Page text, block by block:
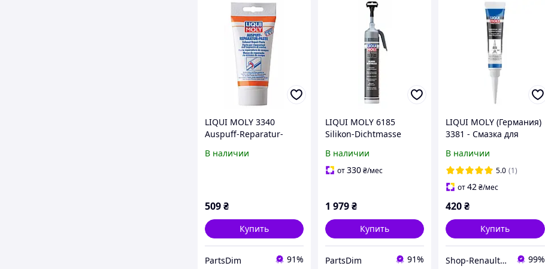
LIQUI MOLY 3340
Auspuff-Reparatur-
ремонта выхлопной
выхлопной систем
В наличии
509₴
Купить
PartsDim 91%
LIQUI MOLY 6185
Silikon-Dichtmasse
герметик черный |
Высокотемпературный
В наличии
от330₴/мес
1 979₴
Купить
PartsDim 91%
LIQUI MOLY (Германия)
3381 - Смазка для
свечей накала 20g
(белая) до 1400°C
В наличии
5.0 (1)
от42₴/мес
420₴
Купить
Shop-Renault - запчастини для Рено та Дачія за доступними цінами 99%